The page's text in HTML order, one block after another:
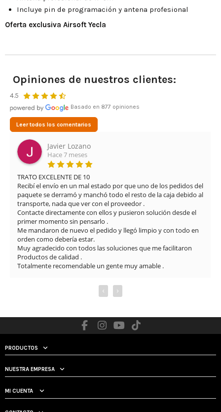
Incluye pin de programación y antena profesional
Oferta exclusiva Airsoft Yecla
Opiniones de nuestros clientes:
4.5
Basado en 877 opiniones
Leer todos los comentarios
Javier Lozano
Hace 7 meses
TRATO EXCELENTE DE 10
Recibí el envío en un mal estado por que uno de los pedidos del
paquete se derramó y manchó todo el resto de la caja debido al
transporte, nada que ver con el proveedor .
Contacte directamente con ellos y pusieron solución desde el
primer momento sin pensarlo .
Me mandaron de nuevo el pedido y llegó limpio y con todo en
orden como debería estar.
Muy agradecido con todos las soluciones que me facilitaron
Productos de calidad .
Totalmente recomendable un gente muy amable .
‹ ›
PRODUCTOS
NUESTRA EMPRESA
MI CUENTA